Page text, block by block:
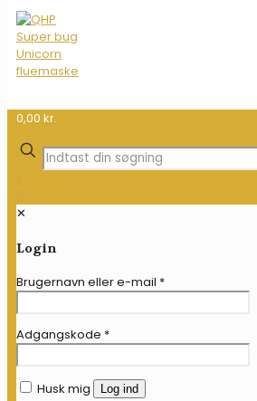
0,00 kr.
✕
Login
Brugernavn eller e-mail *
Adgangskode *
Husk mig Log ind